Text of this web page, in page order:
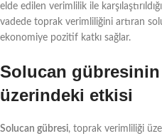
elde edilen verimlilik ile
vadede toprak verimliliğini artıran
ekonomiye pozitif katkı sağlar.
Solucan
üzerindeki etkisi
Solucan gübresi, toprak verimliliği